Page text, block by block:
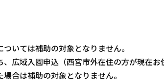
いては補助の対象となりません。
広域入園申込（西宮市外在住の方が現在お
合は補助の対象となりません。